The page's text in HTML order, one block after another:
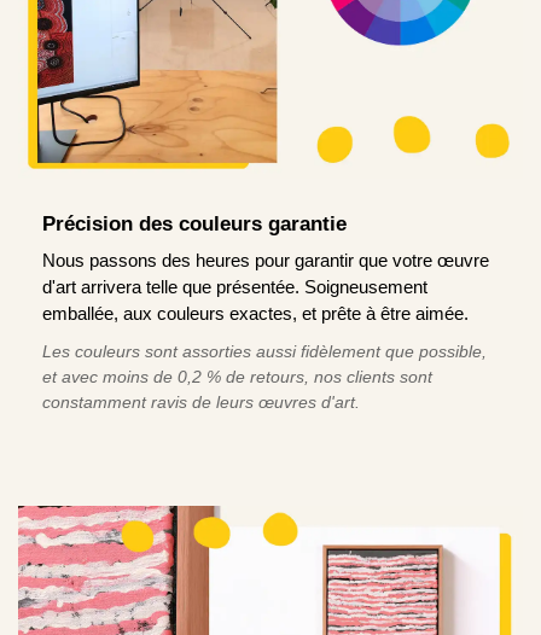
Précision des couleurs garantie
Nous passons des heures pour garantir que votre œuvre
d'art arrivera telle que présentée. Soigneusement
emballée, aux couleurs exactes, et prête à être aimée.
Les couleurs sont assorties aussi fidèlement que possible,
et avec moins de 0,2 % de retours, nos clients sont
constamment ravis de leurs œuvres d'art.